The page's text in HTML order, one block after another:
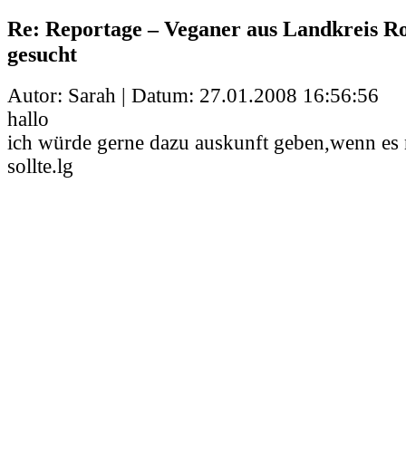
Re: Reportage – Veganer aus Landkreis
gesucht
Autor: Sarah | Datum: 27.01.2008 16:56:56
hallo
ich würde gerne dazu auskunft geben,wenn
sollte.lg